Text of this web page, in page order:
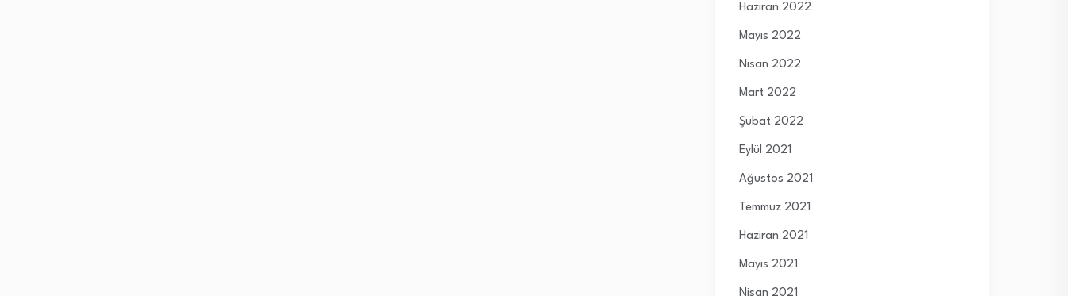
Haziran 2022
Mayıs 2022
Nisan 2022
Mart 2022
Şubat 2022
Eylül 2021
Ağustos 2021
Temmuz 2021
Haziran 2021
Mayıs 2021
Nisan 2021